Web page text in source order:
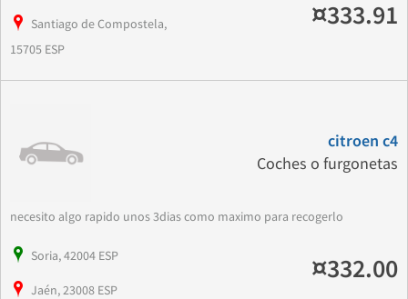
Santiago de Compostela,
15705 ESP
¤333.91
citroen c4
Coches o furgonetas
necesito algo rapido unos 3dias como maximo para recogerlo
Soria, 42004 ESP
Jaén, 23008 ESP
¤332.00